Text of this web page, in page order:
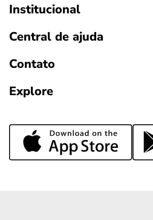
Institucional
Central de ajuda
Contato
Explore